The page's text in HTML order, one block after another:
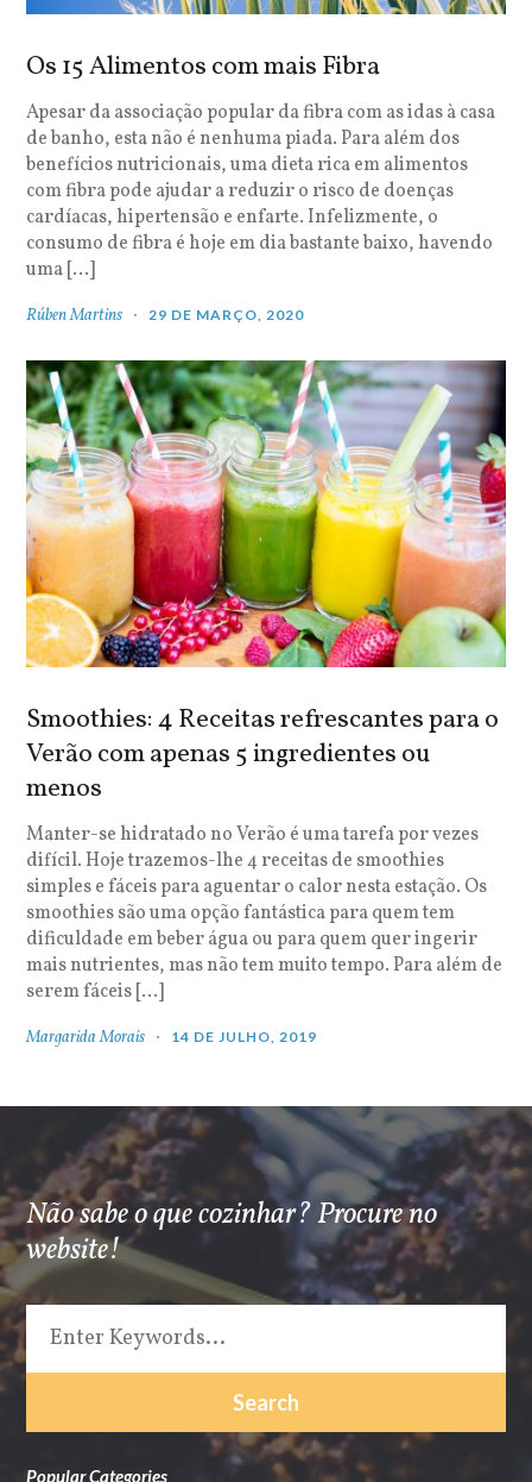
Os 15 Alimentos com mais Fibra
Apesar da associação popular da fibra com as idas à casa
de banho, esta não é nenhuma piada. Para além dos
benefícios nutricionais, uma dieta rica em alimentos
com fibra pode ajudar a reduzir o risco de doenças
cardíacas, hipertensão e enfarte. Infelizmente, o
consumo de fibra é hoje em dia bastante baixo, havendo
uma […]
Rúben Martins 29 DE MARÇO, 2020
Smoothies: 4 Receitas refrescantes para o
Verão com apenas 5 ingredientes ou
menos
Manter-se hidratado no Verão é uma tarefa por vezes
difícil. Hoje trazemos-lhe 4 receitas de smoothies
simples e fáceis para aguentar o calor nesta estação. Os
smoothies são uma opção fantástica para quem tem
dificuldade em beber água ou para quem quer ingerir
mais nutrientes, mas não tem muito tempo. Para além de
serem fáceis […]
Margarida Morais 14 DE JULHO, 2019
Não sabe o que cozinhar? Procure no
website!
Popular Categories